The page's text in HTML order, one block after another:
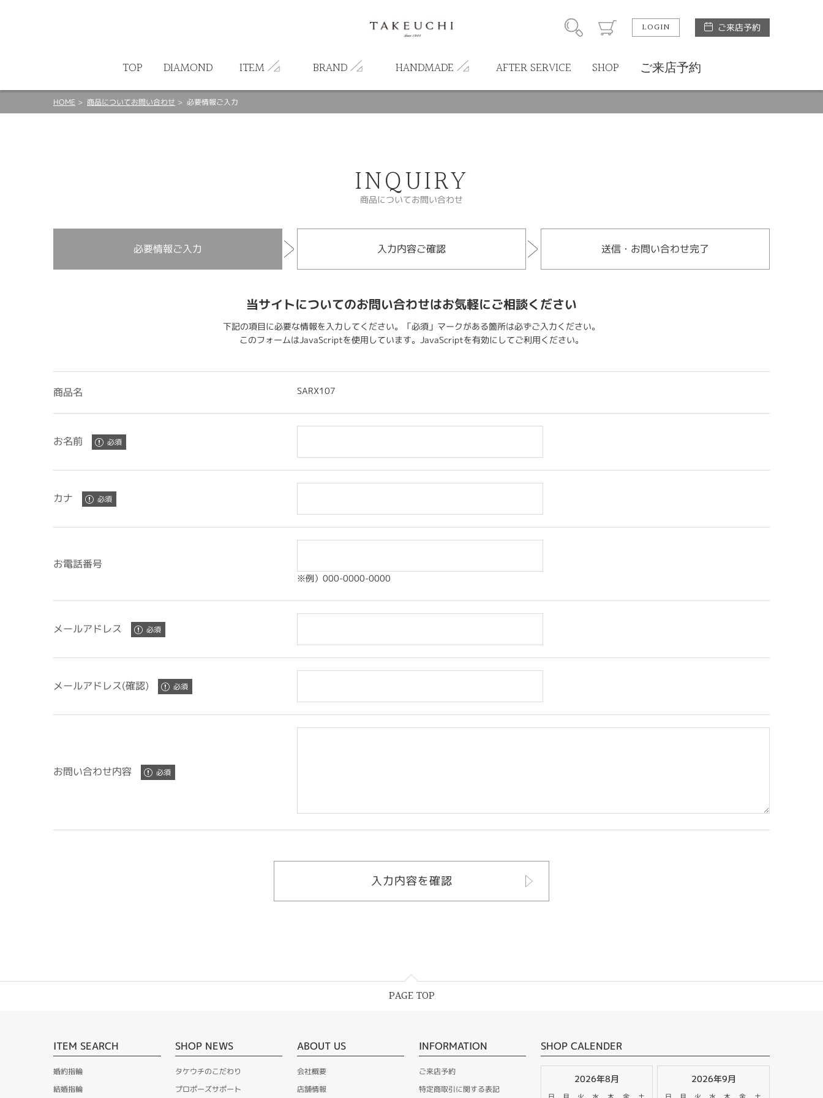
LOGIN ご来店予約
TOP DIAMOND ITEM BRAND HANDMADE AFTER SERVICE SHOP ご来店予約
HOME 商品についてお問い合わせ 必要情報ご入力
INQUIRY
商品についてお問い合わせ
必要情報ご入力 入力内容ご確認 送信・お問い合わせ完了
当サイトについてのお問い合わせはお気軽にご相談ください
下記の項目に必要な情報を入力してください。「必須」マークがある箇所は必ずご入力ください。
このフォームはJavaScriptを使用しています。JavaScriptを有効にしてご利用ください。
商品名 SARX107
お名前
カナ
お電話番号
※例）000-0000-0000
メールアドレス
メールアドレス(確認)
お問い合わせ内容
PAGE TOP
ITEM SEARCH
婚約指輪
結婚指輪
SHOP NEWS
タケウチのこだわり
プロポーズサポート
ABOUT US
会社概要
店舗情報
INFORMATION
ご来店予約
特定商取引に関する表記
SHOP CALENDER
2026年8月 2026年9月